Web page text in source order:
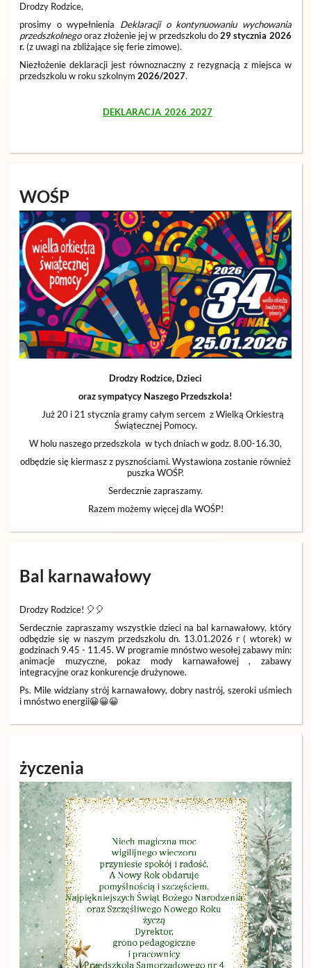
Drodzy Rodzice,
prosimy o wypełnienia Deklaracji o kontynuowaniu wychowania
przedszkolnegooraz złożenie jej w przedszkolu do29 stycznia 2026
r.(z uwagi na zbliżające się ferie zimowe).
Niezłożenie deklaracji jest równoznaczny z rezygnacją z miejsca w
przedszkolu w roku szkolnym2026/2027.
DEKLARACJA_2026_2027
WOŚP
Drodzy Rodzice, Dzieci
oraz sympatycy Naszego Przedszkola!
Już 20 i 21 stycznia gramy całym sercem z Wielką Orkiestrą
Świątecznej Pomocy.
W holu naszego przedszkola w tych dniach w godz. 8.00-16.30,
odbędzie się kiermasz z pysznościami. Wystawiona zostanie również
puszka WOŚP.
Serdecznie zapraszamy.
Razem możemy więcej dla WOŚP!
Bal karnawałowy
Drodzy Rodzice! 🎈🎈
Serdecznie zapraszamy wszystkie dzieci na bal karnawałowy, który
odbędzie się w naszym przedszkolu dn. 13.01.2026 r ( wtorek) w
godzinach 9.45 - 11.45. W programie mnóstwo wesołej zabawy min:
animacje muzyczne, pokaz mody karnawałowej , zabawy
integracyjne oraz konkurencje drużynowe.
Ps. Mile widziany strój karnawałowy, dobry nastrój, szeroki uśmiech
i mnóstwo energii😀😀😀
życzenia